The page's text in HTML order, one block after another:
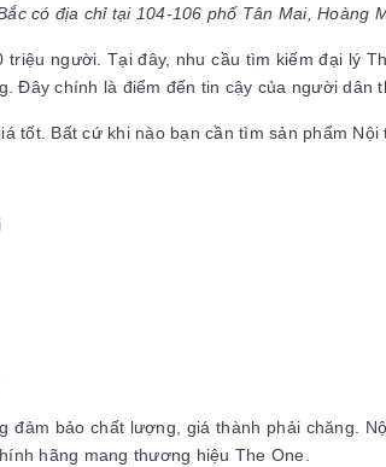
có địa chỉ tại 104-106 phố Tân Mai, Hoàng
người. Tại đây, nhu cầu tìm kiếm đại lý
Đây chính là điểm đến tin cậy của người
tốt. Bất cứ khi nào bạn cần tìm sản phẩm
bảo chất lượng, giá thành phải chăng.
hãng mang thương hiệu The One.